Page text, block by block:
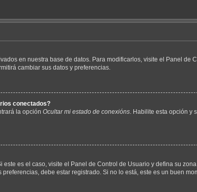
en nuestra base de datos. Para modificarlos, visite el Panel de
cambiar sus datos y preferencias.
conectados?
la opción Ocultar mi estado de conexións . Habilite esta opción y
es el caso, visite el Panel de Control de Usuario y defina su
debe estar registrado. Si no lo está, este es un buen